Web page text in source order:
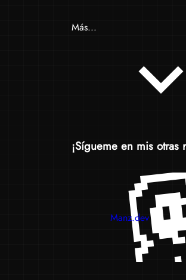
Más...
¡Sígueme en mis otras
Manz.dev